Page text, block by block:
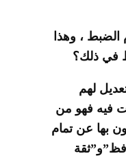
، وهذا
في ذلك؟
لهم
فيه فهو من
بها عن تمام